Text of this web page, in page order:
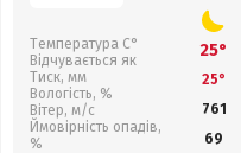
Температура С°
Відчувається як
Тиск, мм
Вологість, %
Вітер, м/с
Ймовірність опадів,
%
25°
25°
761
69